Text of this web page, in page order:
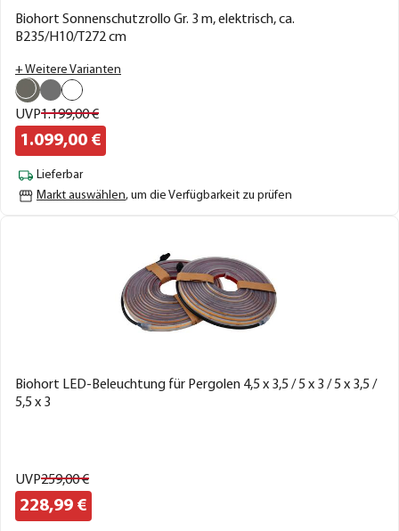
Biohort Sonnenschutzrollo Gr. 3 m, elektrisch, ca.
B235/H10/T272 cm
+ Weitere Varianten
UVP1.199,00€
1.099,00 €
Lieferbar
Markt auswählen, um die Verfügbarkeit zu prüfen
Biohort LED-Beleuchtung für Pergolen 4,5 x 3,5 / 5 x 3 / 5 x 3,5 /
5,5 x 3
UVP259,00€
228,99 €